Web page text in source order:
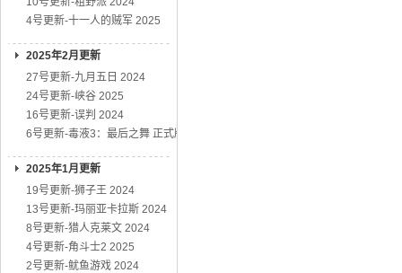
4号更新-十一人的贼军 2025
2025年2月更新
27号更新-九月五日 2024
24号更新-峡谷 2025
16号更新-误判 2024
6号更新-毒液3：最后之舞 正式版
2025年1月更新
19号更新-狮子王 2024
13号更新-玛丽亚卡拉斯 2024
8号更新-猎人克莱文 2024
4号更新-角斗士2 2025
2号更新-鱿鱼游戏 2024